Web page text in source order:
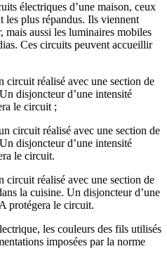
électriques d’une maison, ceux
les plus répandus. Ils viennent
mais aussi les luminaires mobiles
Ces circuits peuvent accueillir
circuit réalisé avec une section de
disjoncteur d’une intensité
le circuit ;
circuit réalisé avec une section de
disjoncteur d’une intensité
le circuit.
circuit réalisé avec une section de
la cuisine. Un disjoncteur d’une
protégera le circuit.
les couleurs des fils utilisés
imposées par la norme